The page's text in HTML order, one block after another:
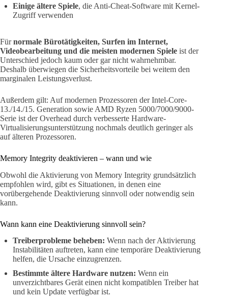
Einige ältere Spiele, die Anti-Cheat-Software mit Kernel-
Zugriff verwenden
Fürnormale Bürotätigkeiten, Surfen im Internet,
Videobearbeitung und die meisten modernen Spiele ist der
Unterschied jedoch kaum oder gar nicht wahrnehmbar.
Deshalb überwiegen die Sicherheitsvorteile bei weitem den
marginalen Leistungsverlust.
Außerdem gilt: Auf modernen Prozessoren der Intel-Core-
13./14./15. Generation sowie AMD Ryzen 5000/7000/9000-
Serie ist der Overhead durch verbesserte Hardware-
Virtualisierungsunterstützung nochmals deutlich geringer als
auf älteren Prozessoren.
Memory Integrity deaktivieren – wann und wie
Obwohl die Aktivierung von Memory Integrity grundsätzlich
empfohlen wird, gibt es Situationen, in denen eine
vorübergehende Deaktivierung sinnvoll oder notwendig sein
kann.
Wann kann eine Deaktivierung sinnvoll sein?
Treiberprobleme beheben: Wenn nach der Aktivierung
Instabilitäten auftreten, kann eine temporäre Deaktivierung
helfen, die Ursache einzugrenzen.
Bestimmte ältere Hardware nutzen: Wenn ein
unverzichtbares Gerät einen nicht kompatiblen Treiber hat
und kein Update verfügbar ist.